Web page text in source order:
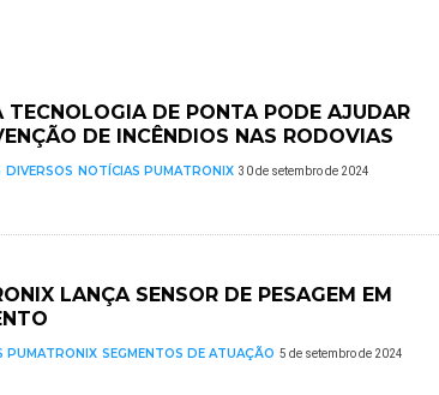
TECNOLOGIA DE PONTA PODE AJUDAR
DE INCÊNDIOS NAS RODOVIAS
DIVERSOS NOTÍCIAS PUMATRONIX 30 de setembro de 2024
LANÇA SENSOR DE PESAGEM EM
PUMATRONIX SEGMENTOS DE ATUAÇÃO 5 de setembro de 2024